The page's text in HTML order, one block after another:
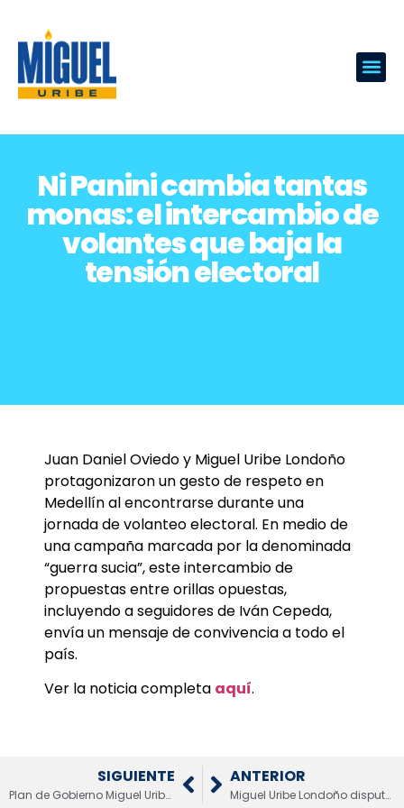
Ni Panini cambia tantas
monas: el intercambio de
volantes que baja la
tensión electoral
Juan Daniel Oviedo y Miguel Uribe Londoño
protagonizaron un gesto de respeto en
Medellín al encontrarse durante una
jornada de volanteo electoral. En medio de
una campaña marcada por la denominada
“guerra sucia”, este intercambio de
propuestas entre orillas opuestas,
incluyendo a seguidores de Iván Cepeda,
envía un mensaje de convivencia a todo el
país.
Ver la noticia completa aquí.
ANTERIOR
Miguel Uribe Londoño disputa la presidencia con un plan de tres pilares
SIGUIENTE
Plan de Gobierno Miguel Uribe Londoño: Propuestas del candidato del Partido Demócrata Colombiano